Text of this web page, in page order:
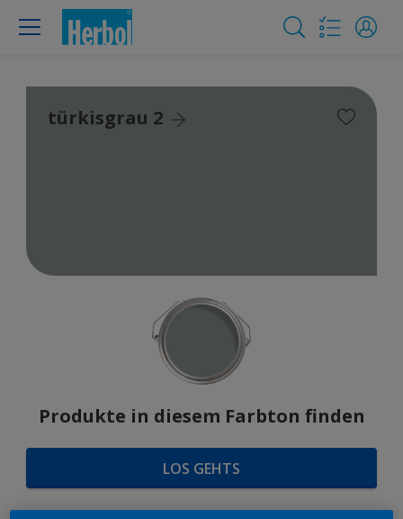
türkisgrau 2
Produkte in diesem Farbton finden
LOS GEHTS